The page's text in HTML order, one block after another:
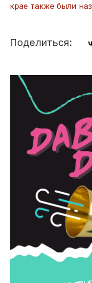
крае также были
Поделиться: